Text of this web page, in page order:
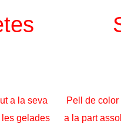
a la seva
gelades
Pell de
a la part